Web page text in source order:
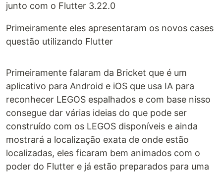
junto com o Flutter 3.22.0
Primeiramente eles apresentaram os novos cases
questão utilizando Flutter
Primeiramente falaram da Bricket que é um
aplicativo para Android e iOS que usa IA para
reconhecer LEGOS espalhados e com base nisso
consegue dar várias ideias do que pode ser
construído com os LEGOS disponíveis e ainda
mostrará a localização exata de onde estão
localizadas, eles ficaram bem animados com o
poder do Flutter e já estão preparados para uma